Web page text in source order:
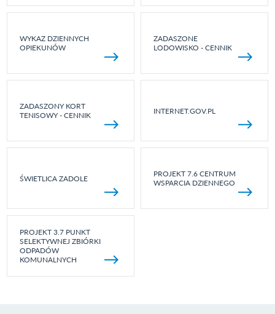
WYKAZ DZIENNYCH
OPIEKUNÓW
ZADASZONE
LODOWISKO - CENNIK
ZADASZONY KORT
TENISOWY - CENNIK
INTERNET.GOV.PL
ŚWIETLICA ZADOLE
PROJEKT 7.6 CENTRUM
WSPARCIA DZIENNEGO
PROJEKT 3.7 PUNKT
SELEKTYWNEJ ZBIÓRKI
ODPADÓW
KOMUNALNYCH